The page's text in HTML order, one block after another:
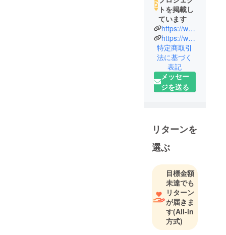
トを掲載し
ています
https://www.facebook.com/kntyh00
https://www.instagram.com/katsukimotoyama/
特定商取引
法に基づく
表記
メッセー
ジを送る
リターンを
選ぶ
目標金額
未達でも
リターン
が届きま
す(All-in
方式)